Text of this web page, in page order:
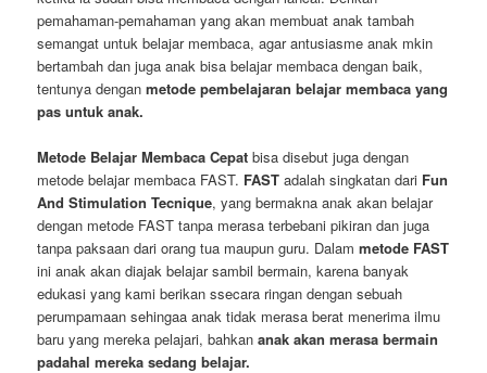
pemahaman-pemahaman yang akan membuat anak tambah
semangat untuk belajar membaca, agar antusiasme anak mkin
bertambah dan juga anak bisa belajar membaca dengan baik,
tentunya denganmetode pembelajaran belajar membaca yang
pas untuk anak.
Metode Belajar Membaca Cepat bisa disebut juga dengan
metode belajar membaca FAST. FAST adalah singkatan dari Fun
And Stimulation Tecnique, yang bermakna anak akan belajar
dengan metode FAST tanpa merasa terbebani pikiran dan juga
tanpa paksaan dari orang tua maupun guru. Dalammetode FAST
ini anak akan diajak belajar sambil bermain, karena banyak
edukasi yang kami berikan ssecara ringan dengan sebuah
perumpamaan sehingaa anak tidak merasa berat menerima ilmu
baru yang mereka pelajari, bahkananak akan merasa bermain
padahal mereka sedang belajar.